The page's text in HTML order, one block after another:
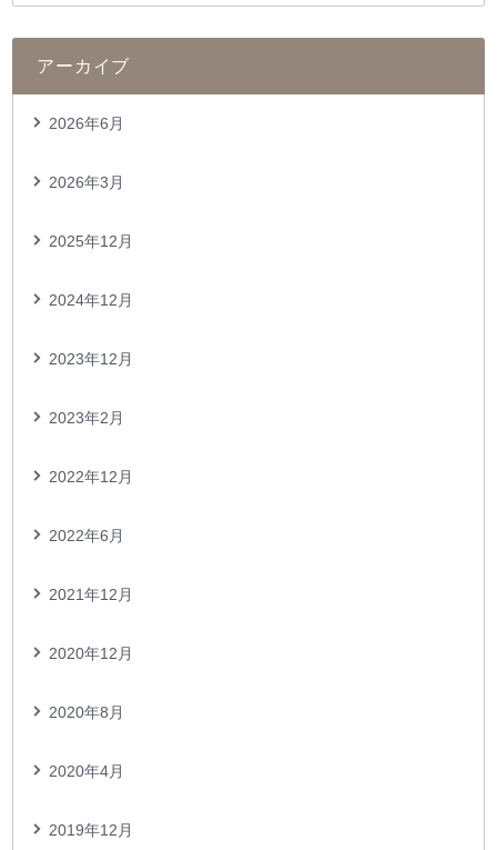
アーカイブ
2026年6月
2026年3月
2025年12月
2024年12月
2023年12月
2023年2月
2022年12月
2022年6月
2021年12月
2020年12月
2020年8月
2020年4月
2019年12月